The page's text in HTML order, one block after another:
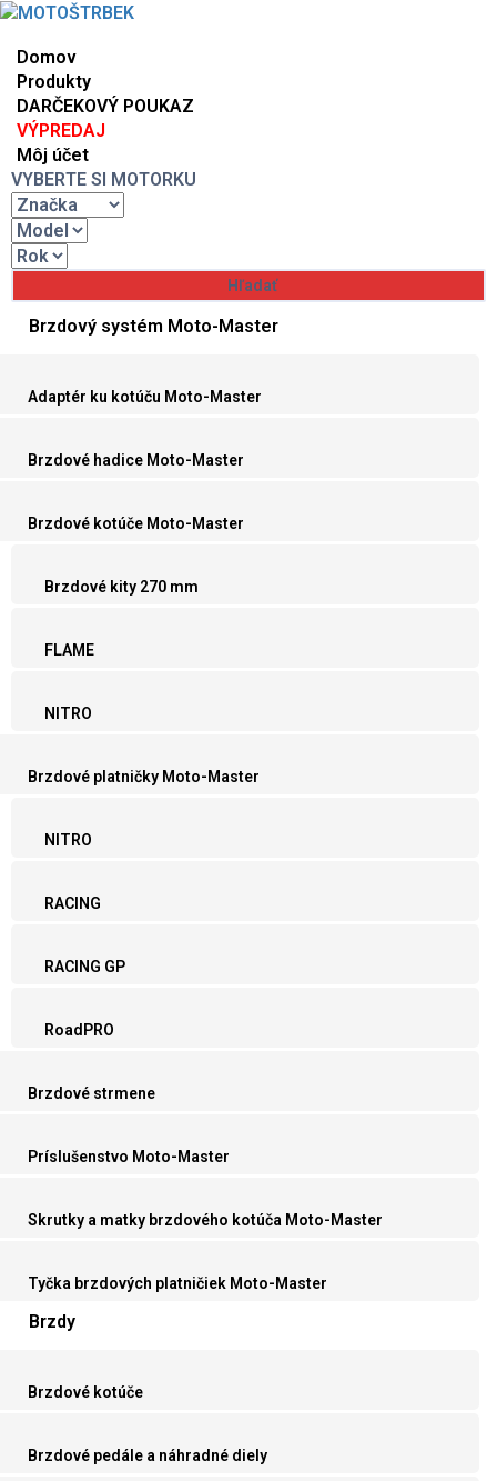
Domov
Produkty
DARČEKOVÝ POUKAZ
VÝPREDAJ
Môj účet
VYBERTE SI MOTORKU
Brzdový systém Moto-Master
Adaptér ku kotúču Moto-Master
Brzdové hadice Moto-Master
Brzdové kotúče Moto-Master
Brzdové kity 270 mm
FLAME
NITRO
Brzdové platničky Moto-Master
NITRO
RACING
RACING GP
RoadPRO
Brzdové strmene
Príslušenstvo Moto-Master
Skrutky a matky brzdového kotúča Moto-Master
Tyčka brzdových platničiek Moto-Master
Brzdy
Brzdové kotúče
Brzdové pedále a náhradné diely